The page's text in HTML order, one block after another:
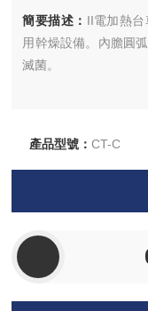
簡要描述： II電加熱
用幹燥設備。內膽圓
滅菌。
產品型號：CT-C